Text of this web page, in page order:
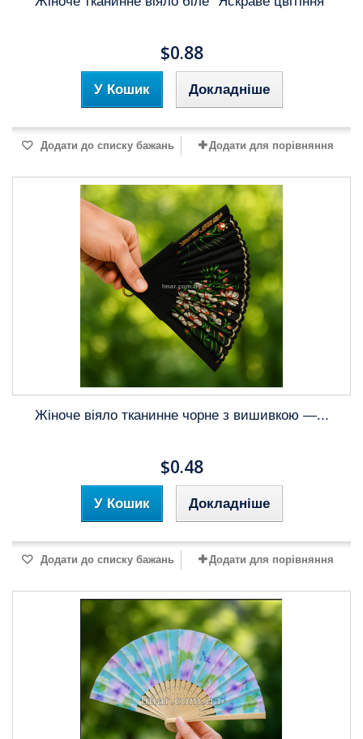
$0.88
У Кошик Докладніше
Додати до списку бажань Додати для порівняння
Жіноче віяло тканинне чорне з вишивкою —...
$0.48
У Кошик Докладніше
Додати до списку бажань Додати для порівняння